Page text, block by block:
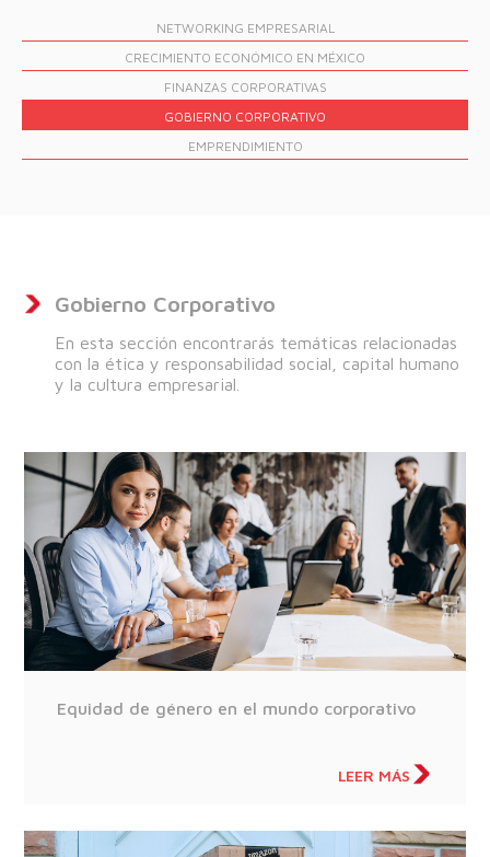
NETWORKING EMPRESARIAL
CRECIMIENTO ECONÓMICO EN MÉXICO
FINANZAS CORPORATIVAS
GOBIERNO CORPORATIVO
EMPRENDIMIENTO
Gobierno Corporativo
En esta sección encontrarás temáticas relacionadas
con la ética y responsabilidad social, capital humano
y la cultura empresarial.
Equidad de género en el mundo corporativo
LEER MÁS